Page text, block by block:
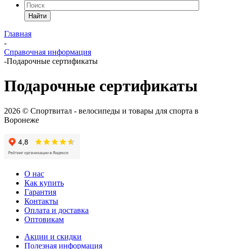
Найти
Главная
-
Справочная информация
-Подарочные сертификаты
Подарочные сертификаты
2026 © Спортвитал - велосипеды и товары для спорта в
Воронеже
О нас
Как купить
Гарантия
Контакты
Оплата и доставка
Оптовикам
Акции и скидки
Полезная информация